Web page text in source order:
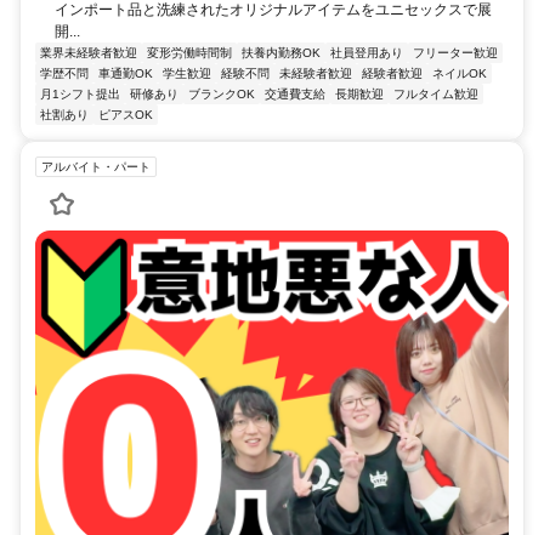
インポート品と洗練されたオリジナルアイテムをユニセックスで展
開...
業界未経験者歓迎 変形労働時間制 扶養内勤務OK 社員登用あり
フリーター歓迎
学歴不問
車通勤OK 学生歓迎 経験不問 未経験者歓迎 経験者歓迎
ネイルOK
月1シフト提出
研修あり ブランクOK 交通費支給 長期歓迎
フルタイム歓迎
社割あり
ピアスOK
アルバイト・パート